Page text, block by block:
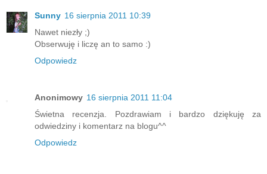
Sunny 16 sierpnia 2011 10:39
Nawet niezły ;)
Obserwuję i liczę an to samo :)
Odpowiedz
Anonimowy 16 sierpnia 2011 11:04
Świetna recenzja. Pozdrawiam i bardzo dziękuję za
odwiedziny i komentarz na blogu^^
Odpowiedz